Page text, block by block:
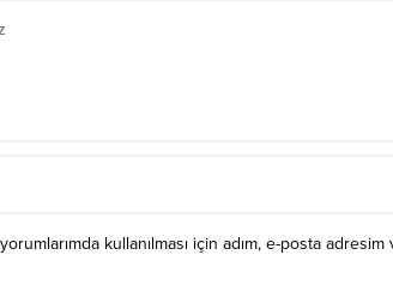
kullanılması için adım, e-posta